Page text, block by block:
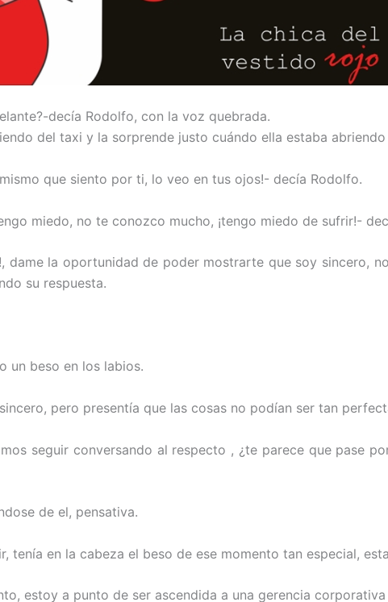
decía Rodolfo, con la voz quebrada.
del taxi y la sorprende justo cuándo ella estaba
que siento por ti, lo veo en tus ojos!- decía Rodolfo.
miedo, no te conozco mucho, ¡tengo miedo de sufrir!-
dame la oportunidad de poder mostrarte que soy sincero,
su respuesta.
un beso en los labios.
pero presentía que las cosas no podían ser tan
seguir conversando al respecto , ¿te parece que pase
de el, pensativa.
tenía en la cabeza el beso de ese momento tan especial,
estoy a punto de ser ascendida a una gerencia